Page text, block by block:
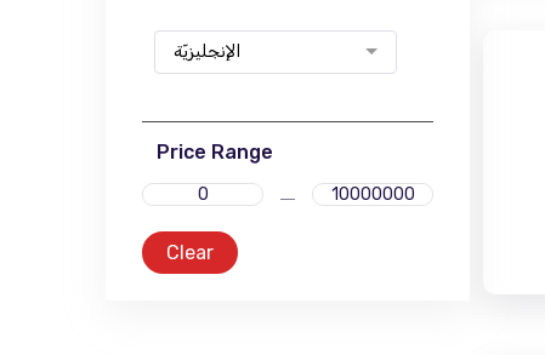
الإنجليزيّة
Price Range
Clear